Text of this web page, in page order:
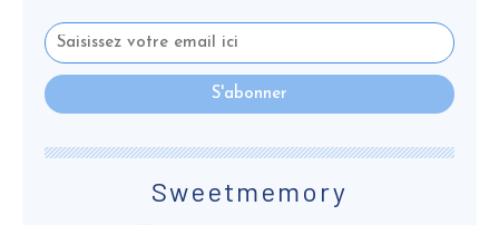
Sweetmemory